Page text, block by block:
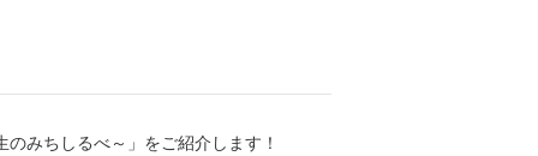
みちしるべ～」をご紹介します！